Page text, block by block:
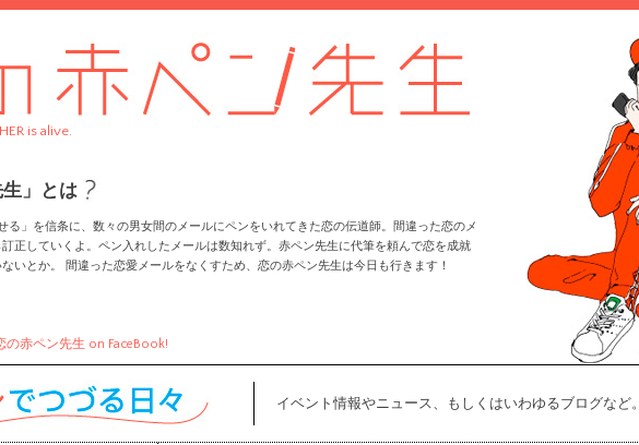
is alive.
生」とは
る」を信条に、数々の男女間のメールにペンをいれてきた恋の伝道師。間違った恋のメ
正していくよ。ペン入れしたメールは数知れず。赤ペン先生に代筆を頼んで恋を成就
いとか。 間違った恋愛メールをなくすため、恋の赤ペン先生は今日も行きます！
の赤ペン先生 on FaceBook!
イベント情報やニュース、もしくはいわゆるブログなど。